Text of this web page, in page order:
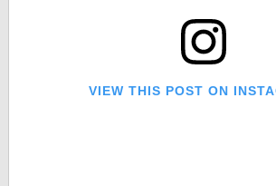
VIEW THIS POST ON